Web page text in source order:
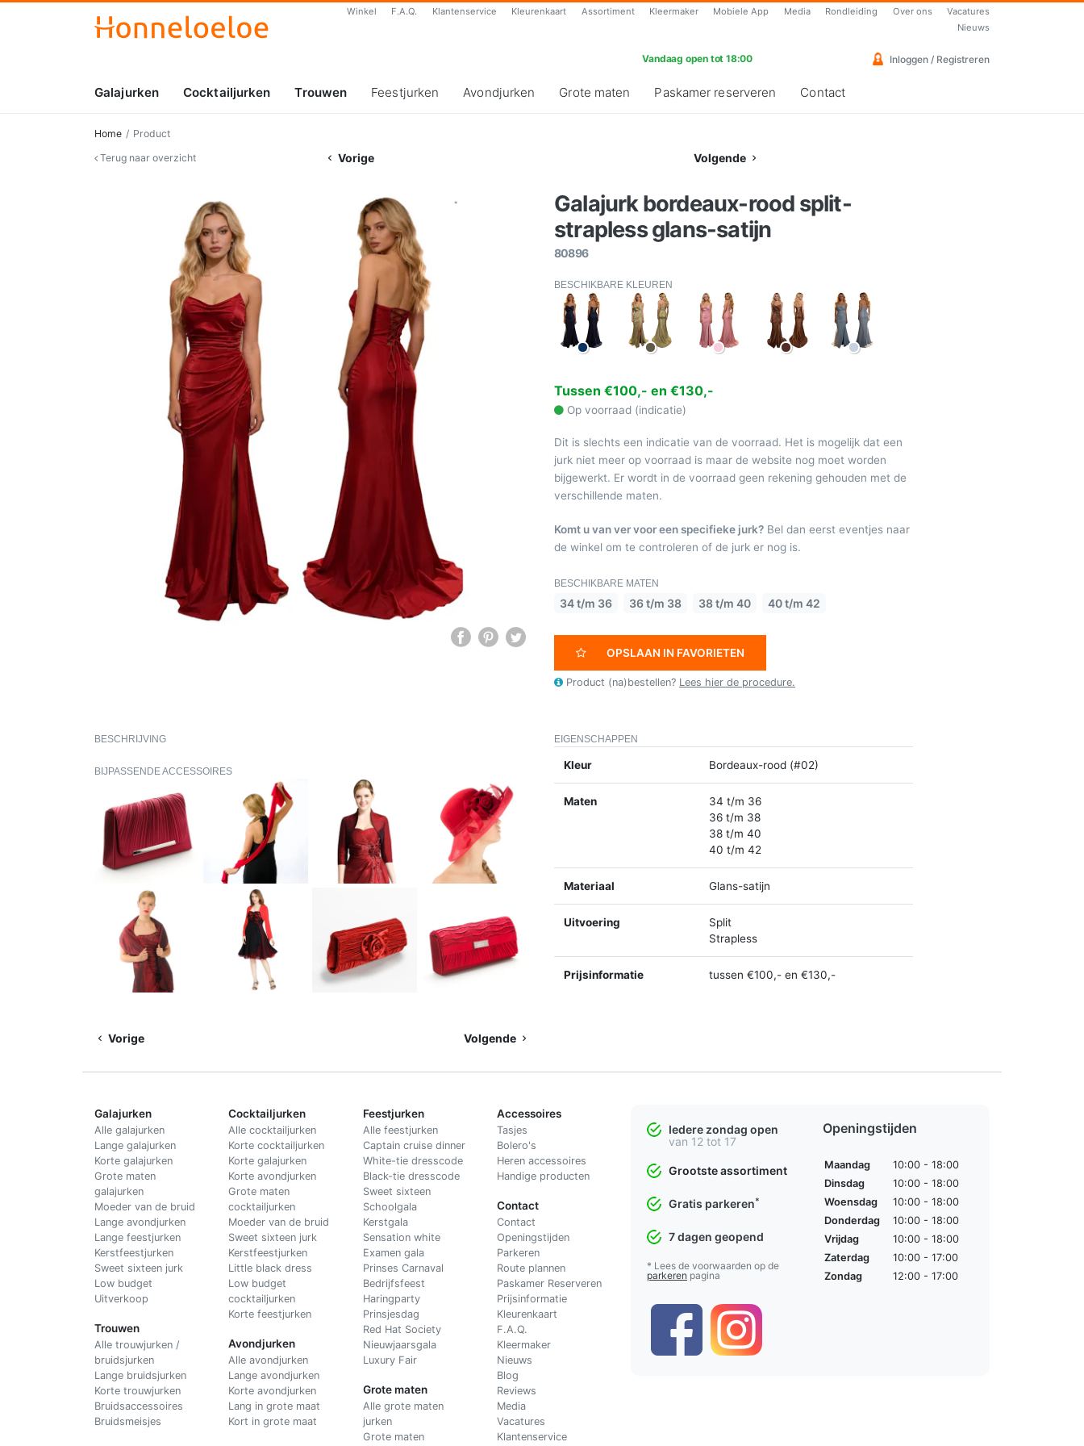
Winkel F.A.Q. Klantenservice Kleurenkaart Assortiment Kleermaker Mobiele App Media Rondleiding Over ons
Vacatures
Nieuws
Vandaag open tot 18:00 Inloggen / Registreren
Galajurken Cocktailjurken Trouwen Feestjurken Avondjurken Grote maten Paskamer reserveren Contact
Home
Product
Terug naar overzicht
Vorige Volgende
Galajurk bordeaux-rood split-
strapless glans-satijn
80896
BESCHIKBARE KLEUREN
Tussen €100,- en €130,-
Op voorraad (indicatie)
Dit is slechts een indicatie van de voorraad. Het is mogelijk dat een
jurk niet meer op voorraad is maar de website nog moet worden
bijgewerkt. Er wordt in de voorraad geen rekening gehouden met de
verschillende maten.
Komt u van ver voor een specifieke jurk? Bel dan eerst eventjes naar
de winkel om te controleren of de jurk er nog is.
BESCHIKBARE MATEN
34 t/m 36 36 t/m 38 38 t/m 40 40 t/m 42
OPSLAAN IN FAVORIETEN
Product (na)bestellen? Lees hier de procedure.
BESCHRIJVING
BIJPASSENDE ACCESSOIRES
EIGENSCHAPPEN
Kleur Bordeaux-rood (#02)
Maten
34 t/m 36
36 t/m 38
38 t/m 40
40 t/m 42
Materiaal Glans-satijn
Uitvoering
Split
Strapless
Prijsinformatie tussen €100,- en €130,-
Vorige Volgende
Galajurken
Alle galajurken
Lange galajurken
Korte galajurken
Grote maten
galajurken
Moeder van de bruid
Lange avondjurken
Lange feestjurken
Kerstfeestjurken
Sweet sixteen jurk
Low budget
Uitverkoop
Trouwen
Alle trouwjurken /
bruidsjurken
Lange bruidsjurken
Korte trouwjurken
Bruidsaccessoires
Bruidsmeisjes
Cocktailjurken
Alle cocktailjurken
Korte cocktailjurken
Korte galajurken
Korte avondjurken
Grote maten
cocktailjurken
Moeder van de bruid
Sweet sixteen jurk
Kerstfeestjurken
Little black dress
Low budget
cocktailjurken
Korte feestjurken
Avondjurken
Alle avondjurken
Lange avondjurken
Korte avondjurken
Lang in grote maat
Kort in grote maat
Feestjurken
Alle feestjurken
Captain cruise dinner
White-tie dresscode
Black-tie dresscode
Sweet sixteen
Schoolgala
Kerstgala
Sensation white
Examen gala
Prinses Carnaval
Bedrijfsfeest
Haringparty
Prinsjesdag
Red Hat Society
Nieuwjaarsgala
Luxury Fair
Grote maten
Alle grote maten
jurken
Grote maten
Accessoires
Tasjes
Bolero's
Heren accessoires
Handige producten
Contact
Contact
Openingstijden
Parkeren
Route plannen
Paskamer Reserveren
Prijsinformatie
Kleurenkaart
F.A.Q.
Kleermaker
Nieuws
Blog
Reviews
Media
Vacatures
Klantenservice
Iedere zondag open
van 12 tot 17
Grootste assortiment
Gratis parkeren*
7 dagen geopend
* Lees de voorwaarden op de
parkeren pagina
Openingstijden
Maandag
10:00 - 18:00
Dinsdag
10:00 - 18:00
Woensdag
10:00 - 18:00
Donderdag
10:00 - 18:00
Vrijdag
10:00 - 18:00
Zaterdag
10:00 - 17:00
Zondag
12:00 - 17:00